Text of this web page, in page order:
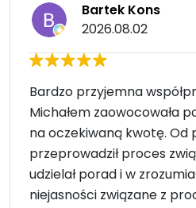
Bartek Kons
2026.08.02
Bardzo przyjemna
Michałem zaowocowała
na oczekiwaną kwotę. Od
przeprowadził proces
udzielał porad i w
niejasności związane z